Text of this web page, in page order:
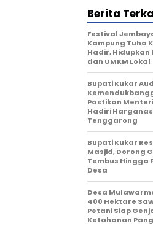
Berita
Festival
Kampung Tuha
Hadir, Hidupkan
dan UMKM Lokal
Bupati Kukar
Pastikan Menteri
Hadiri
Tenggarong
Bupati Kukar
Masjid, Dorong
Tembus Hingga
Desa
Desa
400 Hektare
Petani Siap
Ketahanan